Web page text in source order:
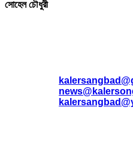
সোহেল চৌধুরী